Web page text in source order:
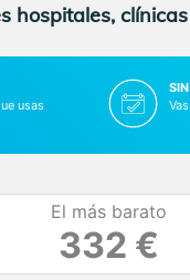
hospitales,
usas
El más barato
332 €